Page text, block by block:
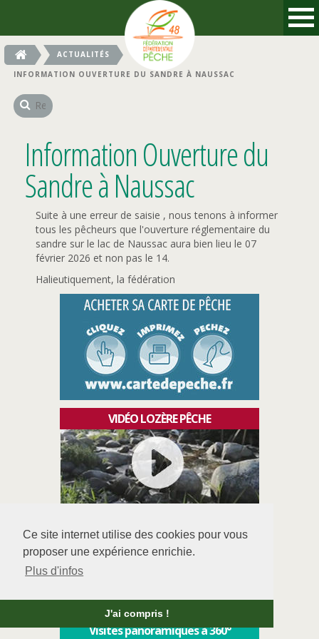
Ce site internet utilise des cookies pour vous
proposer une expérience enrichie.
Plus d'infos
J'ai compris !
ACTUALITÉS
INFORMATION OUVERTURE DU SANDRE À NAUSSAC
Information Ouverture du
Sandre à Naussac
Suite à une erreur de saisie , nous tenons à informer
tous les pêcheurs que l'ouverture réglementaire du
sandre sur le lac de Naussac aura bien lieu le 07
février 2026 et non pas le 14.
Halieutiquement, la fédération
VIDÉO LOZÈRE PÊCHE
Où pêcher en Lozère ?
Visites panoramiques à 360°